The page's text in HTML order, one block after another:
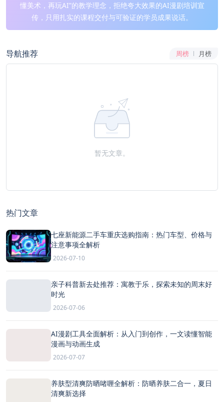
懂美术，再玩AI”的教学理念，拒绝夸大效果的AI漫剧培训宣
传，只用扎实的课程交付与可验证的学员成果说话。
导航推荐 周榜 月榜
暂无文章。
热门文章
七座新能源二手车重庆选购指南：热门车型、价格与
注意事项全解析
2026-07-10
亲子科普新去处推荐：寓教于乐，探索未知的周末好
时光
2026-07-06
AI漫剧工具全面解析：从入门到创作，一文读懂智能
漫画与动画生成
2026-07-07
养肤型清爽防晒啫喱全解析：防晒养肤二合一，夏日
清爽新选择